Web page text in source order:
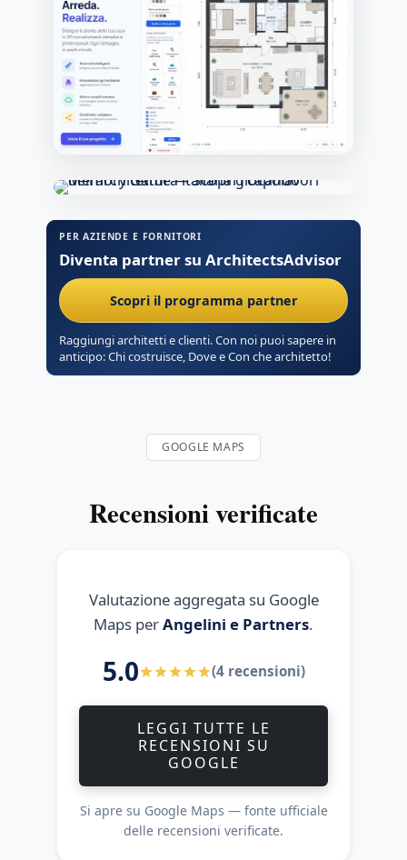
PER AZIENDE E FORNITORI
Diventa partner su ArchitectsAdvisor
Scopri il programma partner
Raggiungi architetti e clienti. Con noi puoi sapere in
anticipo: Chi costruisce, Dove e Con che architetto!
GOOGLE MAPS
Recensioni verificate
Valutazione aggregata su Google
Maps perAngelini e Partners.
5.0 (4 recensioni)
LEGGI TUTTE LE
RECENSIONI SU
GOOGLE
Si apre su Google Maps — fonte ufficiale
delle recensioni verificate.